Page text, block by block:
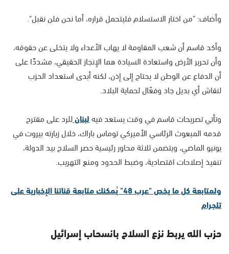
وأضاف: "من اختار الاستسلام فليتحمل قراره، أما نحن فلن نقبل".
وأكد قاسم أن شعب المقاومة لا يهاب الأعداء ولا يتخلى عن حقوقه،
وأن تحرير الأرض واستعادة السيادة هما الإنجاز الحقيقي، مشددًا على
أن الدفاع عن الوطن لا يحتاج إلى إذن، لكنه أبدى استعداد الحزب
لنقاش أي بديل جاد وفعّال لحماية البلاد.
وتأتي تصريحات قاسم في وقت يستعد فيهلبنانللرد على مقترح
قدمه المبعوث الرئاسي الأميركي توماس باراك، خلال زيارته بيروت في
يونيو الماضي، ويتضمن ثلاثة محاور رئيسية حصر السلاح بيد الدولة،
تنفيذ إصلاحات اقتصادية، وضبط الحدود ومنع التهريب.
ولمتابعة كل ما يخص "عرب 48" يُمكنك متابعة قناتنا الإخبارية على
تلجرام
حزب الله يربط نزع السلاح بانسحاب إسرائيل